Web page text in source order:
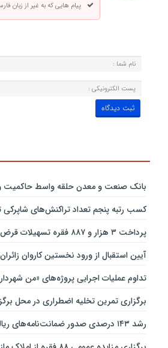
پیام هایی که به غیر از زبان
بانك صنعت و معدن حلقه واسط حاكمیت
کسب رتبه پنجم تعداد تراکنش‌های
پرداخت ۳ هزار و ۸۸۷ فقره تسهیلات قرض‌الحسنه ازدواج و فرزندآوری توسط بانک پاسارگاد تا پایان خردادماه ۱۴۰۵
آیین استقبال از ورود نخستین کاروان زائران
تداوم عملیات اجرایی پروژه‌های «من شهردارم ۴» در منطقه ۹ با محوریت ارتقای ایمنی و تسهیل
برگزاری تمرین تخلیه اضطراری در محل
رشد ۱۴۳ درصدی صدور ضمانت‌نامه‌های ریالی بانک صنعت و معدن در سه‌ماهه نخست سال جاری